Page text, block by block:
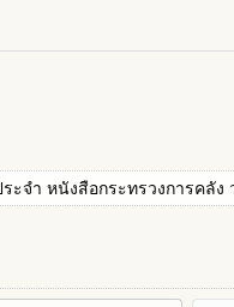
จำ หนังสือกระทรวงการคลัง